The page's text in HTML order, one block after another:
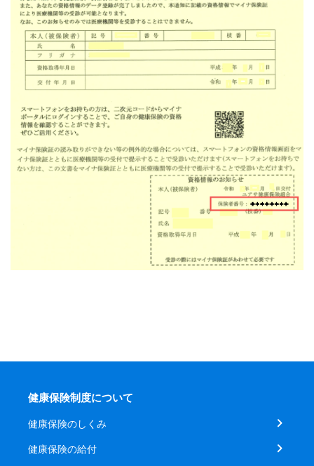
健康保険制度について
健康保険のしくみ
健康保険の給付